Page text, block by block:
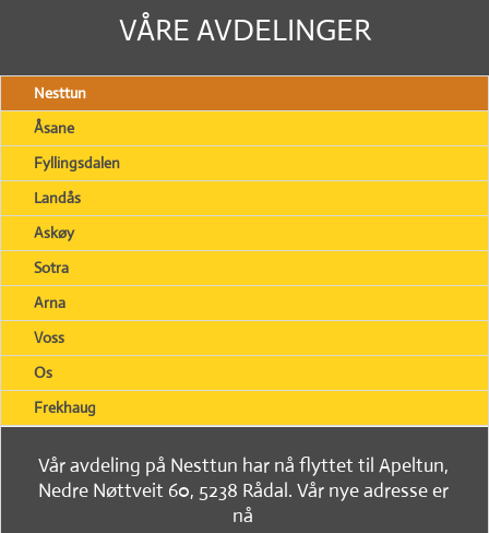
VÅRE AVDELINGER
Nesttun
Åsane
Fyllingsdalen
Landås
Askøy
Sotra
Arna
Voss
Os
Frekhaug
Vår avdeling på Nesttun har nå flyttet til Apeltun,
Nedre Nøttveit 60, 5238 Rådal. Vår nye adresse er
nå